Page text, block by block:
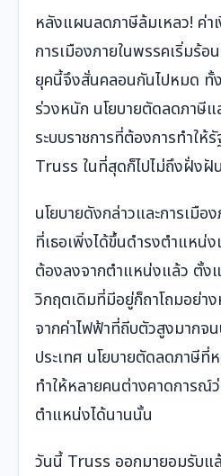
หลังแผนลดภาษีล้มเหลว! ค่
การเมืองภายในพรรคเริ่มร้
ยุคนี้จึงสั่นคลอนกันไปหมด ทั้
ร่วงหนัก นโยบายตัดลดภาษีแ
ระบบราชการที่ต้องการทำให้
Truss ในที่สุดก็ไปไม่ถึงฝั่งฝัน
นโยบายดังกล่าวและการเมือ
ที่เธอเพิ่งได้ขึ้นดำรงตำแหน่
ต้องลงจากตำแหน่งแล้ว ตั้ง
วิกฤตเดิมที่มีอยู่ก็ถาโถมอย่า
จากค่าไฟฟ้าที่ถีบตัวสูงมากจ
ประเทศ นโยบายตัดลดภาษีที่
ทำให้หลายคนต่างคาดการณ์
ตำแหน่งได้นานนั้น
วันนี้ Truss ออกมายอมรับแ